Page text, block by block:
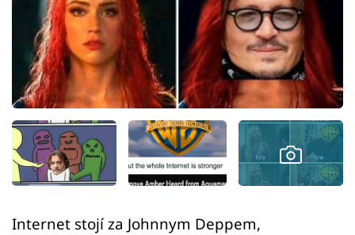
Videa
Sledujte prima+
Přihlášení
Sledujte nás
Internet stojí za Johnnym Deppem,